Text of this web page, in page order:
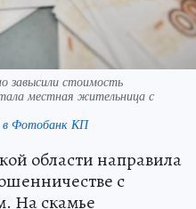
завысили стоимость
местная жительница с
в Фотобанк КП
области направила
с
На скамье